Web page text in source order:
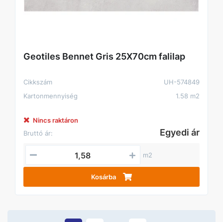
Geotiles Bennet Gris 25X70cm falilap
Cikkszám
UH-574849
Kartonmennyiség
1.58 m2
Nincs raktáron
Bruttó ár:
Egyedi ár
m2
Kosárba